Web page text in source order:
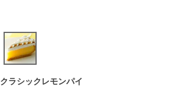
クラシックレモンパイ